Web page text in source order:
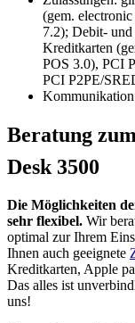
(gem.
7.2); Debit- und
Kreditkarten
POS 3.0), PCI
PCI P2PE/
Beratung
Desk 3500
Die Möglichkeiten
sehr flexibel. Wir
optimal zur Ihrem
Ihnen auch geeignete
Kreditkarten, Apple
Das alles ist
uns!